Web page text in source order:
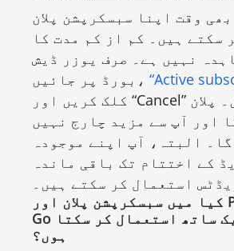
وقت اپنا سبسکرپشن پلان
سکتے ہیں۔ کم از کم مدت کا
نہیں ہے۔ صرف یوزر ڈیش
بورڈ پر جائیں، “Active
کلک کریں اور “Cancel” پر کلک کریں۔ پلان
اور آپ سے مزید چارج نہیں
البتہ، آپ اپنے موجودہ
کے اختتام تک باقی ماندہ
استعمال کر سکتے ہیں۔
کیا میں سبسکرپشن پلان اور Pay As You
Go پیکیج کو ایک ساتھ استعمال کر سکتا
ہوں؟